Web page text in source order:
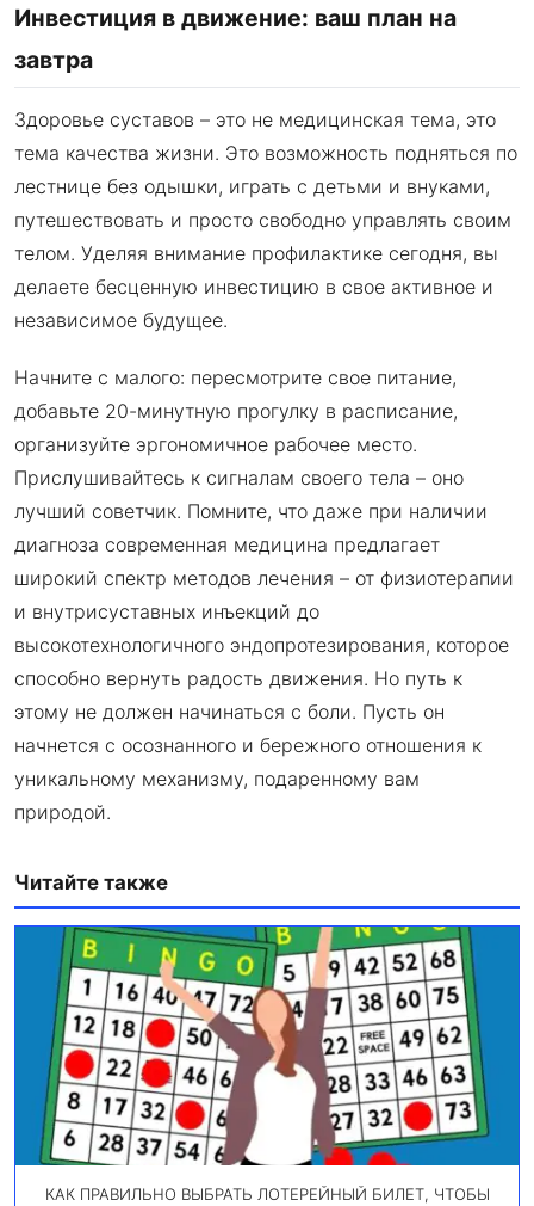
Инвестиция в движение: ваш план на
завтра
Здоровье суставов – это не медицинская тема, это
тема качества жизни. Это возможность подняться по
лестнице без одышки, играть с детьми и внуками,
путешествовать и просто свободно управлять своим
телом. Уделяя внимание профилактике сегодня, вы
делаете бесценную инвестицию в свое активное и
независимое будущее.
Начните с малого: пересмотрите свое питание,
добавьте 20-минутную прогулку в расписание,
организуйте эргономичное рабочее место.
Прислушивайтесь к сигналам своего тела – оно
лучший советчик. Помните, что даже при наличии
диагноза современная медицина предлагает
широкий спектр методов лечения – от физиотерапии
и внутрисуставных инъекций до
высокотехнологичного эндопротезирования, которое
способно вернуть радость движения. Но путь к
этому не должен начинаться с боли. Пусть он
начнется с осознанного и бережного отношения к
уникальному механизму, подаренному вам
природой.
Читайте также
КАК ПРАВИЛЬНО ВЫБРАТЬ ЛОТЕРЕЙНЫЙ БИЛЕТ, ЧТОБЫ